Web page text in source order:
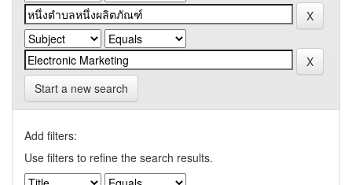
Start a new search
Add filters:
Use filters to refine the search results.